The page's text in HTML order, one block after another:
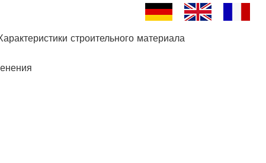
строительного материала
Характеристики строительного материала